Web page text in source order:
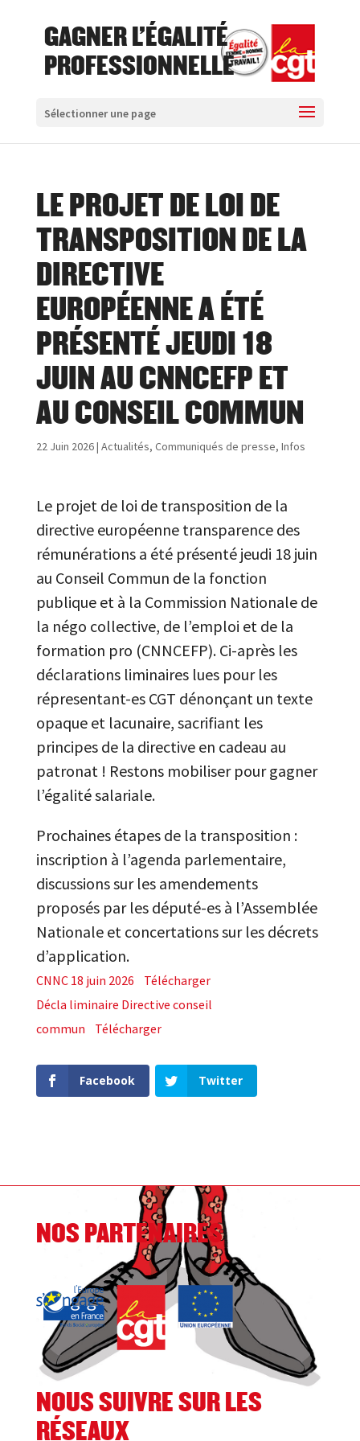
GAGNER L'ÉGALITÉ
PROFESSIONNELLE
Sélectionner une page
LE PROJET DE LOI DE
TRANSPOSITION DE LA
DIRECTIVE
EUROPÉENNE A ÉTÉ
PRÉSENTÉ JEUDI 18
JUIN AU CNNCEFP ET
AU CONSEIL COMMUN
22 Juin 2026| Actualités, Communiqués de presse, Infos
Le projet de loi de transposition de la
directive européenne transparence des
rémunérations a été présenté jeudi 18 juin
au Conseil Commun de la fonction
publique et à la Commission Nationale de
la négo collective, de l’emploi et de la
formation pro (CNNCEFP). Ci-après les
déclarations liminaires lues pour les
répresentant-es CGT dénonçant un texte
opaque et lacunaire, sacrifiant les
principes de la directive en cadeau au
patronat ! Restons mobiliser pour gagner
l’égalité salariale.
Prochaines étapes de la transposition :
inscription à l’agenda parlementaire,
discussions sur les amendements
proposés par les député-es à l’Assemblée
Nationale et concertations sur les décrets
d’application.
CNNC 18 juin 2026
Télécharger
Décla liminaire Directive conseil
commun
Télécharger
Facebook Twitter
NOS PARTENAIRES
NOUS SUIVRE SUR LES
RÉSEAUX